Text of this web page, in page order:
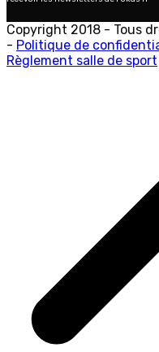
Copyright 2018 - Tous
- Politique de
Règlement salle de sport